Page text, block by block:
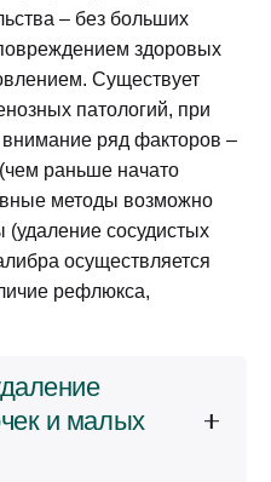
– без больших
здоровых
Существует
патологий, при
ряд факторов –
раньше начато
методы возможно
(удаление сосудистых
осуществляется
рефлюкса,
и малых